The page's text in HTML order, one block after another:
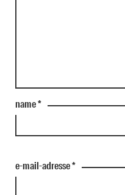
name*
e-mail-adresse*